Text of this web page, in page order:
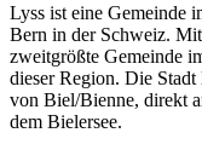
Lyss ist eine Gemeinde
Bern in der Schweiz.
zweitgrößte Gemeinde
dieser Region. Die
von Biel/Bienne, direkt
dem Bielersee.